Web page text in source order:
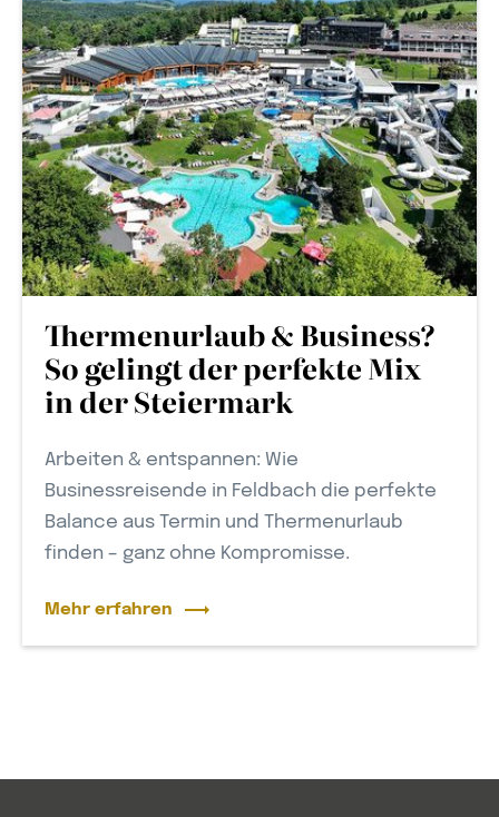
Thermenurlaub & Business?
So gelingt der perfekte Mix
in der Steiermark
Arbeiten & entspannen: Wie
Businessreisende in Feldbach die perfekte
Balance aus Termin und Thermenurlaub
finden – ganz ohne Kompromisse.
Mehr erfahren